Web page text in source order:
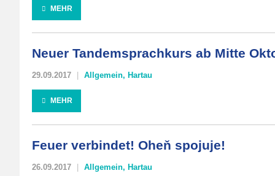
MEHR
Neuer Tandemsprachkurs ab Mitte
29.09.2017 Allgemein, Hartau
MEHR
Feuer verbindet! Oheň spojuje!
26.09.2017 Allgemein, Hartau